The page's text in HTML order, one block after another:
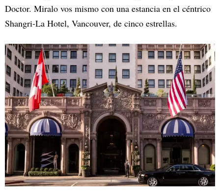
Doctor. Miralo vos mismo con una estancia en el céntrico
Shangri-La Hotel, Vancouver, de cinco estrellas.